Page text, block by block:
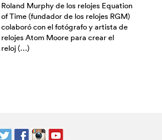
Roland Murphy de los relojes Equation
of Time (fundador de los relojes RGM)
colaboró ​​con el fotógrafo y artista de
relojes Atom Moore para crear el
reloj (…)